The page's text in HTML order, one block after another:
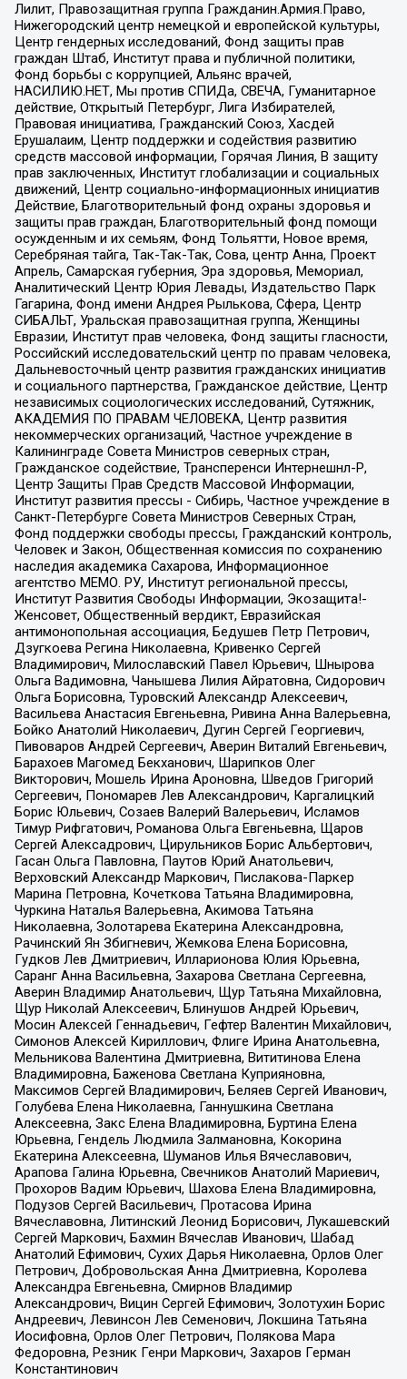
Лилит, Правозащитная группа Гражданин.Армия.Право,
Нижегородский центр немецкой и европейской культуры,
Центр гендерных исследований, Фонд защиты прав
граждан Штаб, Институт права и публичной политики,
Фонд борьбы с коррупцией, Альянс врачей,
НАСИЛИЮ.НЕТ, Мы против СПИДа, СВЕЧА, Гуманитарное
действие, Открытый Петербург, Лига Избирателей,
Правовая инициатива, Гражданский Союз, Хасдей
Ерушалаим, Центр поддержки и содействия развитию
средств массовой информации, Горячая Линия, В защиту
прав заключенных, Институт глобализации и социальных
движений, Центр социально-информационных инициатив
Действие, Благотворительный фонд охраны здоровья и
защиты прав граждан, Благотворительный фонд помощи
осужденным и их семьям, Фонд Тольятти, Новое время,
Серебряная тайга, Так-Так-Так, Сова, центр Анна, Проект
Апрель, Самарская губерния, Эра здоровья, Мемориал,
Аналитический Центр Юрия Левады, Издательство Парк
Гагарина, Фонд имени Андрея Рылькова, Сфера, Центр
СИБАЛЬТ, Уральская правозащитная группа, Женщины
Евразии, Институт прав человека, Фонд защиты гласности,
Российский исследовательский центр по правам человека,
Дальневосточный центр развития гражданских инициатив
и социального партнерства, Гражданское действие, Центр
независимых социологических исследований, Сутяжник,
АКАДЕМИЯ ПО ПРАВАМ ЧЕЛОВЕКА, Центр развития
некоммерческих организаций, Частное учреждение в
Калининграде Совета Министров северных стран,
Гражданское содействие, Трансперенси Интернешнл-Р,
Центр Защиты Прав Средств Массовой Информации,
Институт развития прессы - Сибирь, Частное учреждение в
Санкт-Петербурге Совета Министров Северных Стран,
Фонд поддержки свободы прессы, Гражданский контроль,
Человек и Закон, Общественная комиссия по сохранению
наследия академика Сахарова, Информационное
агентство МЕМО. РУ, Институт региональной прессы,
Институт Развития Свободы Информации, Экозащита!-
Женсовет, Общественный вердикт, Евразийская
антимонопольная ассоциация, Бедушев Петр Петрович,
Дзугкоева Регина Николаевна, Кривенко Сергей
Владимирович, Милославский Павел Юрьевич, Шнырова
Ольга Вадимовна, Чанышева Лилия Айратовна, Сидорович
Ольга Борисовна, Туровский Александр Алексеевич,
Васильева Анастасия Евгеньевна, Ривина Анна Валерьевна,
Бойко Анатолий Николаевич, Дугин Сергей Георгиевич,
Пивоваров Андрей Сергеевич, Аверин Виталий Евгеньевич,
Барахоев Магомед Бекханович, Шарипков Олег
Викторович, Мошель Ирина Ароновна, Шведов Григорий
Сергеевич, Пономарев Лев Александрович, Каргалицкий
Борис Юльевич, Созаев Валерий Валерьевич, Исламов
Тимур Рифгатович, Романова Ольга Евгеньевна, Щаров
Сергей Алексадрович, Цирульников Борис Альбертович,
Гасан Ольга Павловна, Паутов Юрий Анатольевич,
Верховский Александр Маркович, Пислакова-Паркер
Марина Петровна, Кочеткова Татьяна Владимировна,
Чуркина Наталья Валерьевна, Акимова Татьяна
Николаевна, Золотарева Екатерина Александровна,
Рачинский Ян Збигневич, Жемкова Елена Борисовна,
Гудков Лев Дмитриевич, Илларионова Юлия Юрьевна,
Саранг Анна Васильевна, Захарова Светлана Сергеевна,
Аверин Владимир Анатольевич, Щур Татьяна Михайловна,
Щур Николай Алексеевич, Блинушов Андрей Юрьевич,
Мосин Алексей Геннадьевич, Гефтер Валентин Михайлович,
Симонов Алексей Кириллович, Флиге Ирина Анатольевна,
Мельникова Валентина Дмитриевна, Вититинова Елена
Владимировна, Баженова Светлана Куприяновна,
Максимов Сергей Владимирович, Беляев Сергей Иванович,
Голубева Елена Николаевна, Ганнушкина Светлана
Алексеевна, Закс Елена Владимировна, Буртина Елена
Юрьевна, Гендель Людмила Залмановна, Кокорина
Екатерина Алексеевна, Шуманов Илья Вячеславович,
Арапова Галина Юрьевна, Свечников Анатолий Мариевич,
Прохоров Вадим Юрьевич, Шахова Елена Владимировна,
Подузов Сергей Васильевич, Протасова Ирина
Вячеславовна, Литинский Леонид Борисович, Лукашевский
Сергей Маркович, Бахмин Вячеслав Иванович, Шабад
Анатолий Ефимович, Сухих Дарья Николаевна, Орлов Олег
Петрович, Добровольская Анна Дмитриевна, Королева
Александра Евгеньевна, Смирнов Владимир
Александрович, Вицин Сергей Ефимович, Золотухин Борис
Андреевич, Левинсон Лев Семенович, Локшина Татьяна
Иосифовна, Орлов Олег Петрович, Полякова Мара
Федоровна, Резник Генри Маркович, Захаров Герман
Константинович